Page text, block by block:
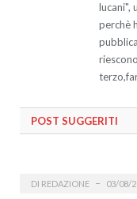
lucani",
perchè
POST SUGGERITI
DI REDAZIONE 03/08/